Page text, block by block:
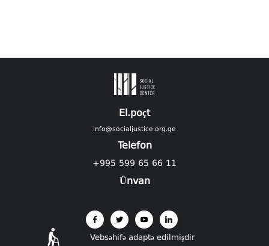
El.poçt
info@socialjustice.org.ge
Telefon
+995 599 65 66 11
Ünvan
Vebsəhifə adaptə edilmişdir